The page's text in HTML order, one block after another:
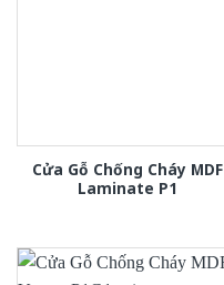
Cửa Gỗ Chống Cháy MDF
Laminate P1